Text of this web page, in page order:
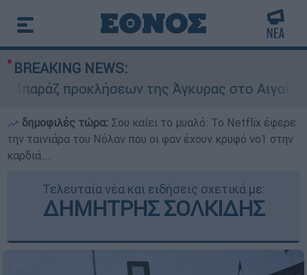
BREAKING NEWS:
προκλήσεων της Άγκυρας στο Αιγαίο:
δημοφιλές τώρα: Σου καίει το μυαλό: Το Netflix έφερε
την ταινιάρα του Νόλαν που οι φαν έχουν κρυφό νο1 στην
καρδιά...
Τελευταία νέα και ειδήσεις σχετικά με:
ΔΗΜΗΤΡΗΣ ΣΟΛΚΙΔΗΣ